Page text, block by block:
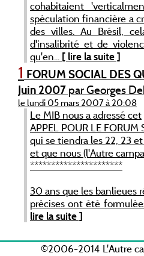
cohabitaient
spéculation financière a
des villes. Au Brésil,
d'insalibrité et de
qu'en... [ lire la suite ]
1 FORUM SOCIAL DES
Juin 2007 par Georges
le lundi 05 mars 2007 à 20:08
Le MIB nous a adressé cet
APPEL POUR LE FORUM
qui se tiendra les 22, 23
et que nous (l'Autre
**********************
30 ans que les banlieues
précises ont été
lire la suite ]
©2006-2014 L'Autre